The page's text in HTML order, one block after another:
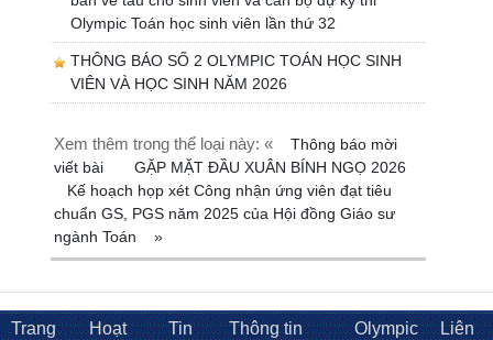
Olympic Toán học sinh viên lần thứ 32
THÔNG BÁO SỐ 2 OLYMPIC TOÁN HỌC SINH
VIÊN VÀ HỌC SINH NĂM 2026
Xem thêm trong thể loại này: «
Thông báo mời
viết bài
GẶP MẶT ĐẦU XUÂN BÍNH NGỌ 2026
Kế hoạch họp xét Công nhận ứng viên đạt tiêu
chuẩn GS, PGS năm 2025 của Hội đồng Giáo sư
ngành Toán
»
Trang Hoạt Tin Thông tin Olympic Liên